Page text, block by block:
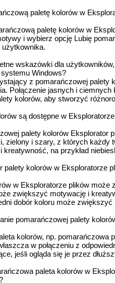
paletę kolorów w
paletę kolorów w
i wybierz opcję Lubię
użytkownika.
wskazówki dla
Windows?
z pomarańczowej palety
Połączenie jasnych i
kolorów, aby stworzyć
są dostępne w
palety kolorów Eksplorator
zielony i szary, z których
na przykład
palety kolorów w Eksploratorze
w Eksploratorze plików może
zwiększyć motywację i
dobór koloru może
pomarańczowej palety
kolorów, np.
w połączeniu z
jeśli ogląda się je przez
paleta kolorów w